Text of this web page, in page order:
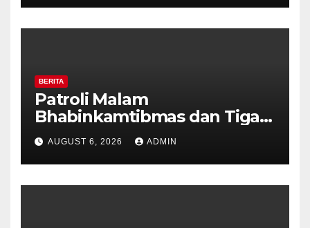
Diajak Aktifkan Ronda
BERITA
Patroli Malam
Bhabinkamtibmas dan Tiga
Pilar Kelurahan Ungaran
Perkuat Kamtibmas, Warga
Diajak Aktifkan Ronda
AUGUST 6, 2026 ADMIN